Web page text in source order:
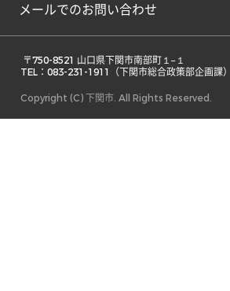
メールでのお問い合わせ
TEL：083-231-1911（下関市総合政策部企画課）
Copyright (C) 下関市. All Rights Reserved.